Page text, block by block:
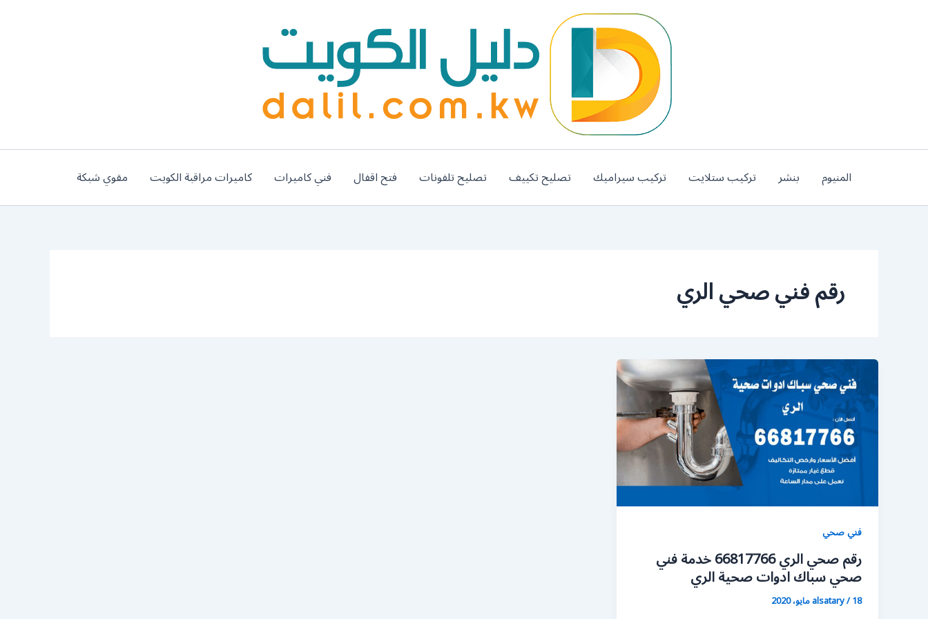
المنيوم بنشر تركيب ستلايت تركيب سيراميك تصليح تكييف تصليح تلفونات فتح اقفال فني كاميرات كاميرات مراقبة الكويت مقوي شبكة
رقم فني صحي الري
فني صحي
رقم صحي الري 66817766 خدمة فني
صحي سباك ادوات صحية الري
alsatary/18 مايو، 2020